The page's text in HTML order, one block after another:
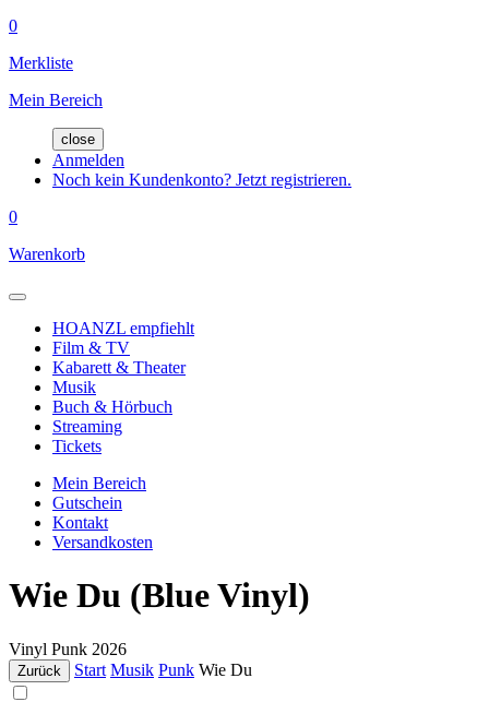
0
Merkliste
Mein Bereich
close
Anmelden
Noch kein Kundenkonto? Jetzt registrieren.
0
Warenkorb
HOANZL empfiehlt
Film & TV
Kabarett & Theater
Musik
Buch & Hörbuch
Streaming
Tickets
Mein Bereich
Gutschein
Kontakt
Versandkosten
Wie Du (Blue Vinyl)
Vinyl Punk 2026
Zurück Start Musik Punk Wie Du